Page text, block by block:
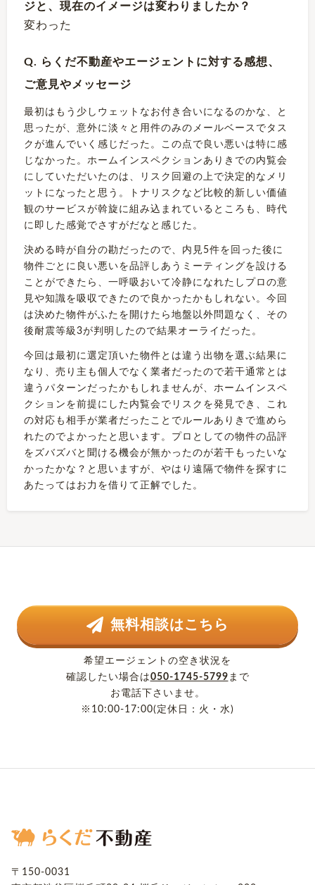
ジと、現在のイメージは変わりましたか？
変わった
Q. らくだ不動産やエージェントに対する感想、
ご意見やメッセージ
最初はもう少しウェットなお付き合いになるのかな、と
思ったが、意外に淡々と用件のみのメールベースでタス
クが進んでいく感じだった。この点で良い悪いは特に感
じなかった。ホームインスペクションありきでの内覧会
にしていただいたのは、リスク回避の上で決定的なメリ
ットになったと思う。トナリスクなど比較的新しい価値
観のサービスが斡旋に組み込まれているところも、時代
に即した感覚でさすがだなと感じた。
決める時が自分の勘だったので、内見5件を回った後に
物件ごとに良い悪いを品評しあうミーティングを設ける
ことができたら、一呼吸おいて冷静になれたしプロの意
見や知識を吸収できたので良かったかもしれない。今回
は決めた物件がふたを開けたら地盤以外問題なく、その
後耐震等級3が判明したので結果オーライだった。
今回は最初に選定頂いた物件とは違う出物を選ぶ結果に
なり、売り主も個人でなく業者だったので若干通常とは
違うパターンだったかもしれませんが、ホームインスペ
クションを前提にした内覧会でリスクを発見でき、これ
の対応も相手が業者だったことでルールありきで進めら
れたのでよかったと思います。プロとしての物件の品評
をズバズバと聞ける機会が無かったのが若干もったいな
かったかな？と思いますが、やはり遠隔で物件を探すに
あたってはお力を借りて正解でした。
無料相談はこちら
希望エージェントの空き状況を
確認したい場合は050-1745-5799 まで
お電話下さいませ。
※10:00-17:00(定休日：火・水)
〒150-0031